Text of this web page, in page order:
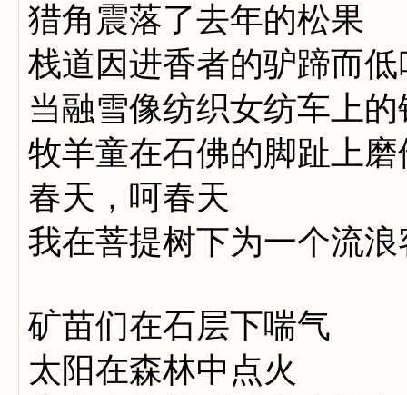
猎角震落了去年的松果
栈道因进香者的驴蹄而低
当融雪像纺织女纺车上
牧羊童在石佛的脚趾上
春天，呵春天
我在菩提树下为一个流浪
矿苗们在石层下喘气
太阳在森林中点火